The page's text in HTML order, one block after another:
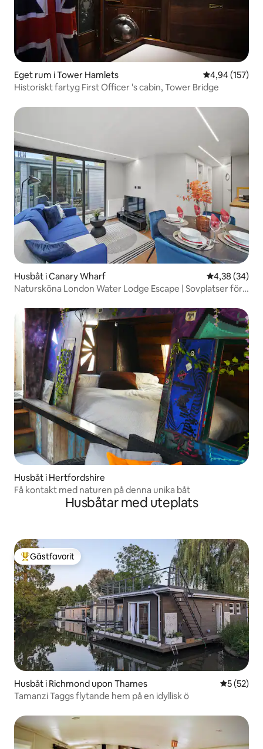
Eget rum i Tower Hamlets 4,94 av 5 i
4,94 (157)
Historiskt fartyg First Officer 's cabin, Tower Bridge
Husbåt i Canary Wharf 4,38 av 5 i
4,38 (34)
Natursköna London Water Lodge Escape | Sovplatser för
Husbåt i Hertfordshire
Få kontakt med naturen på denna unika båt
Husbåtar med uteplats
Populär gästfavorit
Gästfavorit
Husbåt i Richmond upon Thames 5 av 5 i
5 (52)
Tamanzi Taggs flytande hem på en idyllisk ö